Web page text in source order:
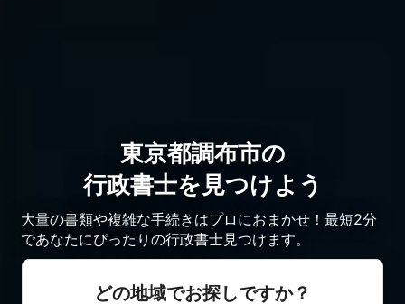
東京都調布市の
行政書士を見つけよう
大量の書類や複雑な手続きはプロにおまかせ！最短2分
であなたにぴったりの行政書士見つけます。
どの地域でお探しですか？